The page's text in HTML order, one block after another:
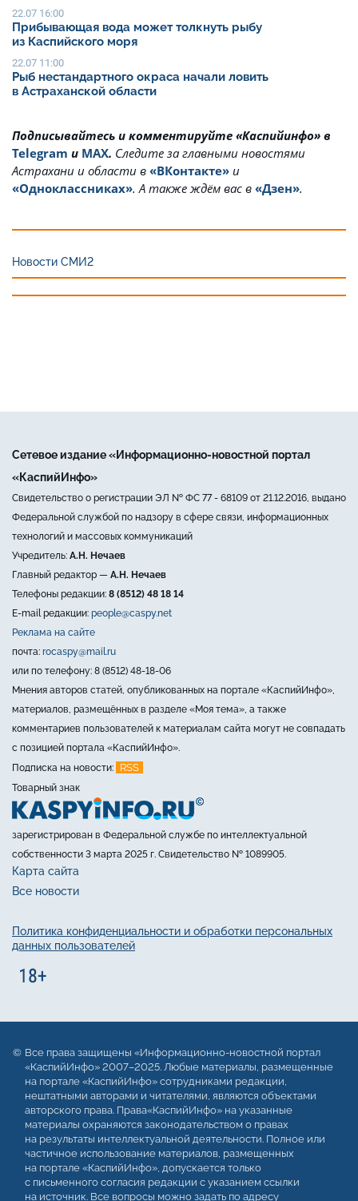
22.07 16:00
Прибывающая вода может толкнуть рыбу
из Каспийского моря
22.07 11:00
Рыб нестандартного окраса начали ловить
в Астраханской области
Подписывайтесь и комментируйте «Каспийинфо» в
Telegram и MAX. Cледите за главными новостями
Астрахани и области в «ВКонтакте» и
«Одноклассниках». А также ждём вас в «Дзен».
Новости СМИ2
Сетевое издание «Информационно-новостной портал
«КаспийИнфо»
Свидетельство о регистрации ЭЛ № ФС 77 - 68109 от 21.12.2016, выдано
Федеральной службой по надзору в сфере связи, информационных
технологий и массовых коммуникаций
Учредитель: А.Н. Нечаев
Главный редактор — А.Н. Нечаев
Телефоны редакции: 8 (8512) 48 18 14
E-mail редакции: people@caspy.net
Реклама на сайте
почта: rocaspy@mail.ru
или по телефону: 8 (8512) 48-18-06
Мнения авторов статей, опубликованных на портале «КаспийИнфо»,
материалов, размещённых в разделе «Моя тема», а также
комментариев пользователей к материалам сайта могут не совпадать
с позицией портала «КаспийИнфо».
Подписка на новости:
RSS
Товарный знак
зарегистрирован в Федеральной службе по интеллектуальной
собственности 3 марта 2025 г. Свидетельство № 1089905.
Карта сайта
Все новости
Политика конфиденциальности и обработки персональных
данных пользователей
Все права защищены «Информационно-новостной портал
«КаспийИнфо» 2007–2025. Любые материалы, размещенные
на портале «КаспийИнфо» сотрудниками редакции,
нештатными авторами и читателями, являются объектами
авторского права. Права«КаспийИнфо» на указанные
материалы охраняются законодательством о правах
на результаты интеллектуальной деятельности. Полное или
частичное использование материалов, размещенных
на портале «КаспийИнфо», допускается только
с письменного согласия редакции с указанием ссылки
на источник. Все вопросы можно задать по адресу